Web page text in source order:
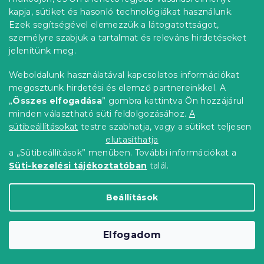
kapja, sütiket és hasonló technológiákat használunk.
Ezek segítségével elemezzük a látogatottságot,
személyre szabjuk a tartalmat és releváns hirdetéseket
jelenítünk meg.
Weboldalunk használatával kapcsolatos információkat
megosztunk hirdetési és elemző partnereinkkel. A
„Összes elfogadása” gombra kattintva Ön hozzájárul
minden választható süti feldolgozásához. A
sütibeállításokat testre szabhatja, vagy a sütiket teljesen
elutasíthatja
a „Sütibeállítások” menüben. További információkat a
Süti-kezelési tájékoztatóban talál.
Beállítások
Elfogadom
Raktáron(>10 db)
1 981 Ft Kosárba
-10% "PONCSO10"
Kedvezménykupon
-10% "BTS10"
Gyerek fürdőlepedő kapucnival NUBI
75x75 cm, fehér